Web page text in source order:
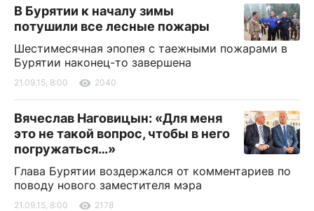
В Бурятии к началу зимы
потушили все лесные пожары
Шестимесячная эпопея с таежными пожарами в
Бурятии наконец-то завершена
21.09.15, 8:00 2040
Вячеслав Наговицын: «Для меня
это не такой вопрос, чтобы в него
погружаться…»
Глава Бурятии воздержался от комментариев по
поводу нового заместителя мэра
21.09.15, 8:00 2178